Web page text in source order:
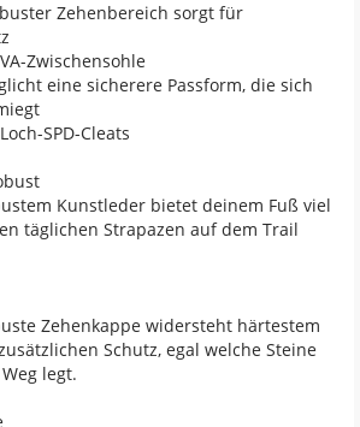
Zehenbereich sorgt für
Zwischensohle
eine sicherere Passform, die sich
SPD-Cleats
Kunstleder bietet deinem Fuß viel
täglichen Strapazen auf dem Trail
Zehenkappe widersteht härtestem
Schutz, egal welche Steine
legt.